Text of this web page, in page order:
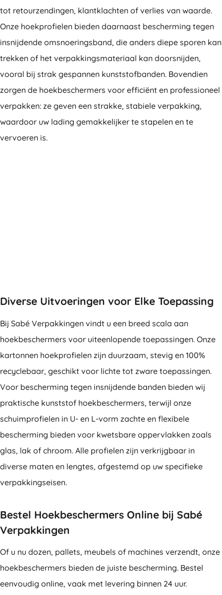
tot retourzendingen, klantklachten of verlies van waarde.
Onze hoekprofielen bieden daarnaast bescherming tegen
insnijdende omsnoeringsband, die anders diepe sporen kan
trekken of het verpakkingsmateriaal kan doorsnijden,
vooral bij strak gespannen kunststofbanden. Bovendien
zorgen de hoekbeschermers voor efficiënt en professioneel
verpakken: ze geven een strakke, stabiele verpakking,
waardoor uw lading gemakkelijker te stapelen en te
vervoeren is.
Diverse Uitvoeringen voor Elke Toepassing
Bij Sabé Verpakkingen vindt u een breed scala aan
hoekbeschermers voor uiteenlopende toepassingen. Onze
kartonnen hoekprofielen zijn duurzaam, stevig en 100%
recyclebaar, geschikt voor lichte tot zware toepassingen.
Voor bescherming tegen insnijdende banden bieden wij
praktische kunststof hoekbeschermers, terwijl onze
schuimprofielen in U- en L-vorm zachte en flexibele
bescherming bieden voor kwetsbare oppervlakken zoals
glas, lak of chroom. Alle profielen zijn verkrijgbaar in
diverse maten en lengtes, afgestemd op uw specifieke
verpakkingseisen.
Bestel Hoekbeschermers Online bij Sabé
Verpakkingen
Of u nu dozen, pallets, meubels of machines verzendt, onze
hoekbeschermers bieden de juiste bescherming. Bestel
eenvoudig online, vaak met levering binnen 24 uur.